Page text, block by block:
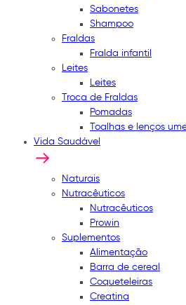
Sabonetes
Shampoo
Fraldas
Fralda infantil
Leites
Leites
Troca de Fraldas
Pomadas
Toalhas e lenços
Vida Saudável
Naturais
Nutracêuticos
Nutracêuticos
Prowin
Suplementos
Alimentação
Barra de cereal
Coqueteleiras
Creatina